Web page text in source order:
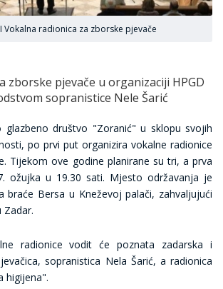
Vokalna radionica za zborske pjevače
zborske pjevače u organizaciji HPGD
sopranistice Nele Šarić
glazbeno društvo "Zoranić" u sklopu svojih
po prvi put organizira vokalne radionice
Tijekom ove godine planirane su tri, a prva
ožujka u 19.30 sati. Mjesto održavanja je
braće Bersa u Kneževoj palači, zahvaljujući
Zadar.
radionice vodit će poznata zadarska i
sopranistica Nela Šarić, a radionica
higijena".